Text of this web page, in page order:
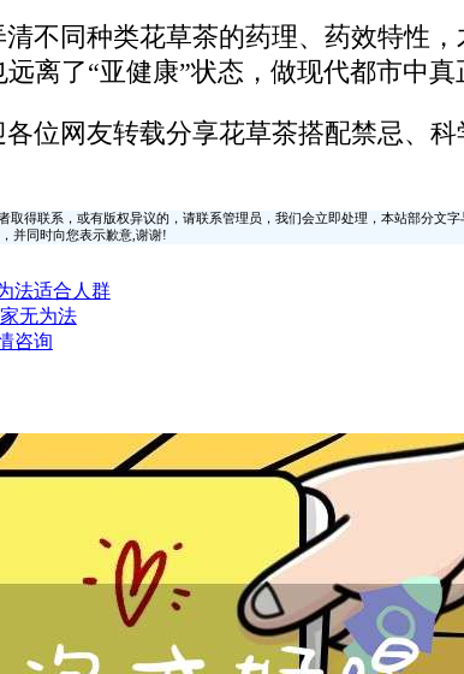
不同种类花草茶的药理、药效特性
离了“亚健康”状态，做现代都市中真
位网友转载分享花草茶搭配禁忌、
得联系，或有版权异议的，请联系管理员，我们会立即处理，本站部分文
并同时向您表示歉意,谢谢!
法适合人群
无为法
咨询